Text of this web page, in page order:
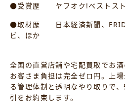
●受賞歴 ヤフオク!ベストスト
●取材歴 日本経済新聞、
ビ、ほか
全国の直営店舗や宅配買取でお酒
お客さま負担は完全ゼロ円。上
る管理体制と透明なやり取りで
引をお約束します。